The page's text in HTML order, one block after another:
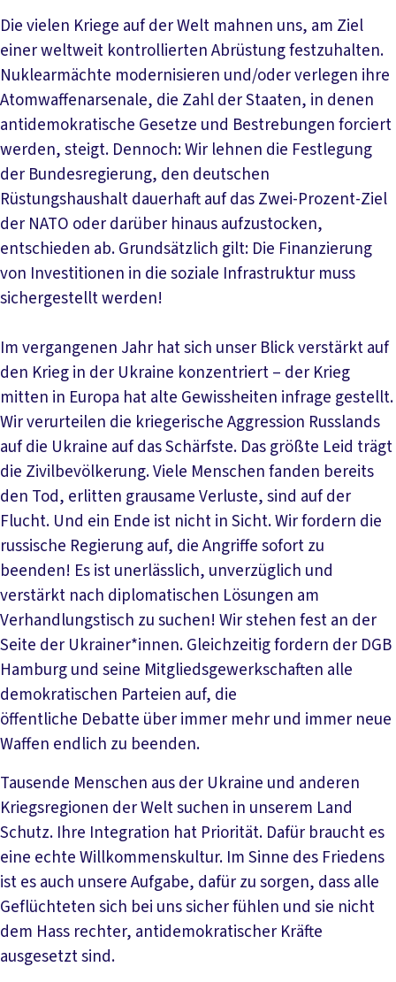
Die vielen Kriege auf der Welt mahnen uns, am Ziel
einer weltweit kontrollierten Abrüstung festzuhalten.
Nuklearmächte modernisieren und/oder verlegen ihre
Atomwaffenarsenale, die Zahl der Staaten, in denen
antidemokratische Gesetze und Bestrebungen forciert
werden, steigt. Dennoch: Wir lehnen die Festlegung
der Bundesregierung, den deutschen
Rüstungshaushalt dauerhaft auf das Zwei-Prozent-Ziel
der NATO oder darüber hinaus aufzustocken,
entschieden ab. Grundsätzlich gilt: Die Finanzierung
von Investitionen in die soziale Infrastruktur muss
sichergestellt werden!
Im vergangenen Jahr hat sich unser Blick verstärkt auf
den Krieg in der Ukraine konzentriert – der Krieg
mitten in Europa hat alte Gewissheiten infrage gestellt.
Wir verurteilen die kriegerische Aggression Russlands
auf die Ukraine auf das Schärfste. Das größte Leid trägt
die Zivilbevölkerung. Viele Menschen fanden bereits
den Tod, erlitten grausame Verluste, sind auf der
Flucht. Und ein Ende ist nicht in Sicht. Wir fordern die
russische Regierung auf, die Angriffe sofort zu
beenden! Es ist unerlässlich, unverzüglich und
verstärkt nach diplomatischen Lösungen am
Verhandlungstisch zu suchen! Wir stehen fest an der
Seite der Ukrainer*innen. Gleichzeitig fordern der DGB
Hamburg und seine Mitgliedsgewerkschaften alle
demokratischen Parteien auf, die
öffentliche Debatte über immer mehr und immer neue
Waffen endlich zu beenden.
Tausende Menschen aus der Ukraine und anderen
Kriegsregionen der Welt suchen in unserem Land
Schutz. Ihre Integration hat Priorität. Dafür braucht es
eine echte Willkommenskultur. Im Sinne des Friedens
ist es auch unsere Aufgabe, dafür zu sorgen, dass alle
Geflüchteten sich bei uns sicher fühlen und sie nicht
dem Hass rechter, antidemokratischer Kräfte
ausgesetzt sind.